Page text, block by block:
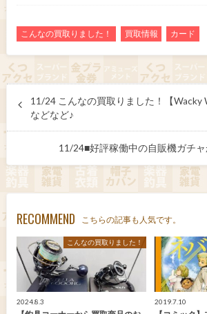
こんなの買取りました！ 買取情報 カード
11/24 こんなの買取りました！【Wacky
などなど♪
11/24■好評稼働中の自販機ガチ
RECOMMEND こちらの記事も人気です。
こんなの買取りました！
2024.8.3 2019.7.10